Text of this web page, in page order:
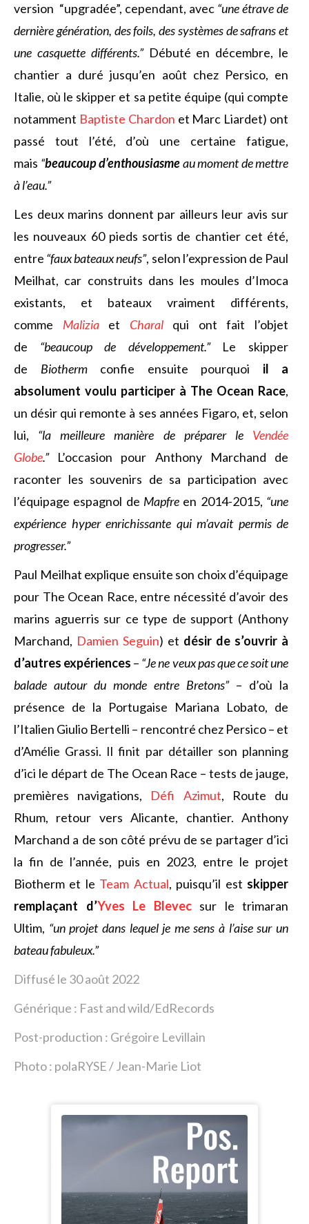
version “upgradée”, cependant, avec “une étrave de
dernière génération, des foils, des systèmes de safrans et
une casquette différents.”Débuté en décembre, le
chantier a duré jusqu’en août chez Persico, en
Italie, où le skipper et sa petite équipe (qui compte
notamment Baptiste Chardon et Marc Liardet) ont
passé tout l’été, d’où une certaine fatigue,
mais “beaucoup d’enthousiasmeau moment de mettre
à l’eau.”
Les deux marins donnent par ailleurs leur avis sur
les nouveaux 60 pieds sortis de chantier cet été,
entre “faux bateaux neufs”, selon l’expression de Paul
Meilhat, car construits dans les moules d’Imoca
existants, et bateaux vraiment différents,
comme Maliziaet Charalqui ont fait l’objet
de “beaucoup de développement.”Le skipper
de Biothermconfie ensuite pourquoi il a
absolument voulu participer à The Ocean Race,
un désir qui remonte à ses années Figaro, et, selon
lui, “la meilleure manière de préparer le Vendée
Globe.”L’occasion pour Anthony Marchand de
raconter les souvenirs de sa participation avec
l’équipage espagnol de Mapfre en 2014-2015, “une
expérience hyper enrichissante qui m’avait permis de
progresser.”
Paul Meilhat explique ensuite son choix d’équipage
pour The Ocean Race, entre nécessité d’avoir des
marins aguerris sur ce type de support (Anthony
Marchand, Damien Seguin) et désir de s’ouvrir à
d’autres expériences – “Je ne veux pas que ce soit une
balade autour du monde entre Bretons”– d’où la
présence de la Portugaise Mariana Lobato, de
l’Italien Giulio Bertelli – rencontré chez Persico – et
d’Amélie Grassi. Il finit par détailler son planning
d’ici le départ de The Ocean Race – tests de jauge,
premières navigations, Défi Azimut, Route du
Rhum, retour vers Alicante, chantier. Anthony
Marchand a de son côté prévu de se partager d’ici
la fin de l’année, puis en 2023, entre le projet
Biotherm et le Team Actual, puisqu’il est skipper
remplaçant d’Yves Le Blevecsur le trimaran
Ultim, “un projet dans lequel je me sens à l’aise sur un
bateau fabuleux.”
Diffusé le 30 août 2022
Générique : Fast and wild/EdRecords
Post-production : Grégoire Levillain
Photo : polaRYSE / Jean-Marie Liot